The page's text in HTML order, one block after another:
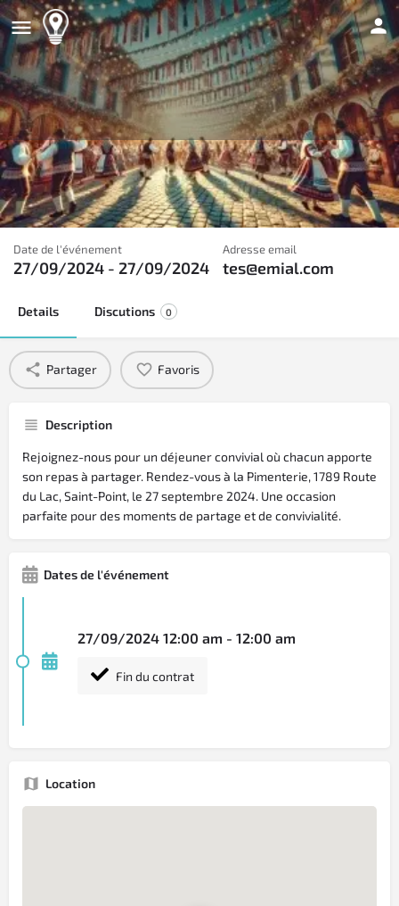
Amène ta gamelle
Profitez d'un déjeuner convivial en apportant votre repas à
partager.
Date de l'événement
27/09/2024 - 27/09/2024
Adresse email
tes@emial.com
Details Discutions 0
Partager Favoris
Description
Rejoignez-nous pour un déjeuner convivial où chacun apporte
son repas à partager. Rendez-vous à la Pimenterie, 1789 Route
du Lac, Saint-Point, le 27 septembre 2024. Une occasion
parfaite pour des moments de partage et de convivialité.
Dates de l'événement
27/09/2024 12:00 am - 12:00 am
Fin du contrat
Location